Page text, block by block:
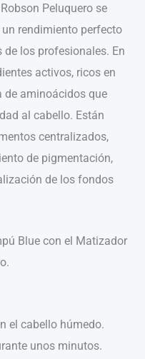
Peluquero se
rendimiento perfecto
los profesionales. En
activos, ricos en
de aminoácidos que
al cabello. Están
centralizados,
de pigmentación,
de los fondos
Blue con el Matizador
el cabello húmedo.
unos minutos.